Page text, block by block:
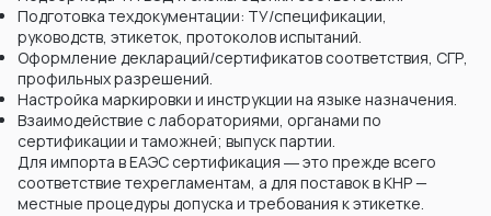
Подготовка техдокументации: ТУ/спецификации,
руководств, этикеток, протоколов испытаний.
Оформление деклараций/сертификатов соответствия, СГР,
профильных разрешений.
Настройка маркировки и инструкции на языке назначения.
Взаимодействие с лабораториями, органами по
сертификации и таможней; выпуск партии.
Для импорта в ЕАЭС сертификация ― это прежде всего
соответствие техрегламентам, а для поставок в КНР —
местные процедуры допуска и требования к этикетке.